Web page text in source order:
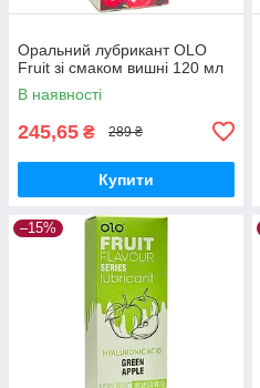
Оральний лубрикант OLO
Fruit зі смаком вишні 120 мл
В наявності
245,65 ₴ 289 ₴
Купити
–15%